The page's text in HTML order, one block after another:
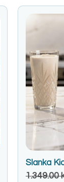
Slanka
1.349.00